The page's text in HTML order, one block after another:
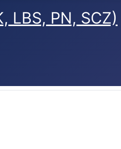
LBS, PN, SCZ)